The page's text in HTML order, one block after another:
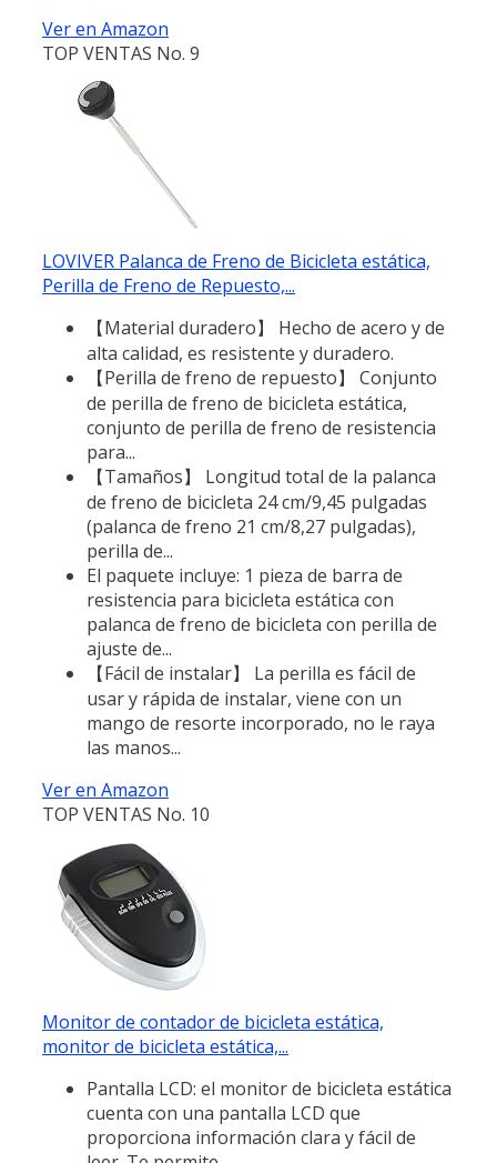
Ver en Amazon
TOP VENTAS No. 9
LOVIVER Palanca de Freno de Bicicleta estática,
Perilla de Freno de Repuesto,...
【Material duradero】 Hecho de acero y de
alta calidad, es resistente y duradero.
【Perilla de freno de repuesto】 Conjunto
de perilla de freno de bicicleta estática,
conjunto de perilla de freno de resistencia
para...
【Tamaños】 Longitud total de la palanca
de freno de bicicleta 24 cm/9,45 pulgadas
(palanca de freno 21 cm/8,27 pulgadas),
perilla de...
El paquete incluye: 1 pieza de barra de
resistencia para bicicleta estática con
palanca de freno de bicicleta con perilla de
ajuste de...
【Fácil de instalar】 La perilla es fácil de
usar y rápida de instalar, viene con un
mango de resorte incorporado, no le raya
las manos...
Ver en Amazon
TOP VENTAS No. 10
Monitor de contador de bicicleta estática,
monitor de bicicleta estática,...
Pantalla LCD: el monitor de bicicleta estática
cuenta con una pantalla LCD que
proporciona información clara y fácil de